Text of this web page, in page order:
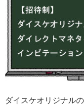
ダイスケオリジナル